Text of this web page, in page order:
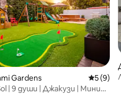
Gardens Средна
5 (9)
| 9 души | Джакузи | Мини